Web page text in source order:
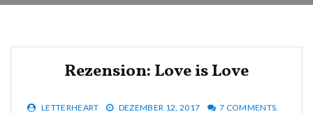
Rezension: Love is Love
LETTERHEART DEZEMBER 12, 2017 7 COMMENTS.